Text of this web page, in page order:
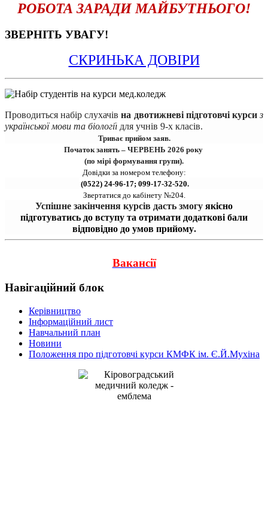
РОБОТА ЗАРАДИ МАЙБУТНЬОГО!
ЗВЕРНІТЬ УВАГУ!
СКРИНЬКА ДОВІРИ
Проводиться набір слухачів на двотижневі підготовчі курси з
української мови та біології для учнів 9-х класів.
Триває прийом заяв.
Початок занять – ЧЕРВЕНЬ 2026 року
(по мірі формування групи).
Довідки за номером телефону:
(0522) 24-96-17; 099-17-32-520.
Звертатися до кабінету №204.
Успішне закінчення курсів дасть змогу якісно
підготуватись до вступу та отримати додаткові бали
відповідно до умов прийому.
Вакансії
Навігаційний блок
Керівництво
Інформаційний лист
Навчальний план
Новини
Положення про підготовчі курси КМФК ім. Є.Й.Мухіна